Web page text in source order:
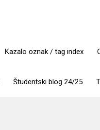
Kazalo oznak / tag index
Študentski blog 24/25